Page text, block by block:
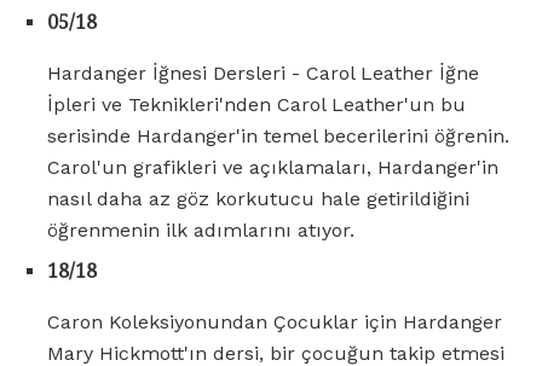
05/18
Hardanger İğnesi Dersleri - Carol Leather İğne
İpleri ve Teknikleri'nden Carol Leather'un bu
serisinde Hardanger'in temel becerilerini öğrenin.
Carol'un grafikleri ve açıklamaları, Hardanger'in
nasıl daha az göz korkutucu hale getirildiğini
öğrenmenin ilk adımlarını atıyor.
18/18
Caron Koleksiyonundan Çocuklar için Hardanger
Mary Hickmott'ın dersi, bir çocuğun takip etmesi